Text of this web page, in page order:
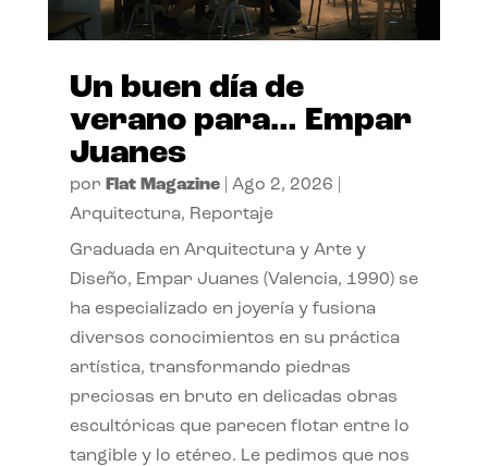
Un buen día de
verano para… Empar
Juanes
por Flat Magazine| Ago 2, 2026
Arquitectura, Reportaje
Graduada en Arquitectura y Arte y
Diseño, Empar Juanes (Valencia, 1990) se
ha especializado en joyería y fusiona
diversos conocimientos en su práctica
artística, transformando piedras
preciosas en bruto en delicadas obras
escultóricas que parecen flotar entre lo
tangible y lo etéreo. Le pedimos que nos